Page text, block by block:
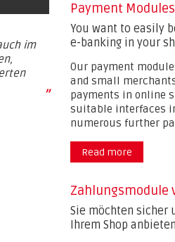
im
”
Payment
You want to easily
e-banking in your
Our payment
and small
payments in online
suitable interfaces
numerous further
Read more
Zahlungsmodule
Sie möchten sicher
Ihrem Shop